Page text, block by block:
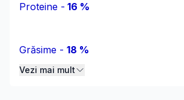
Proteine - 16 %
Grăsime - 18 %
Vezi mai mult